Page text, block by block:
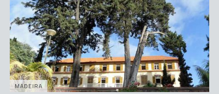
MADEIRA